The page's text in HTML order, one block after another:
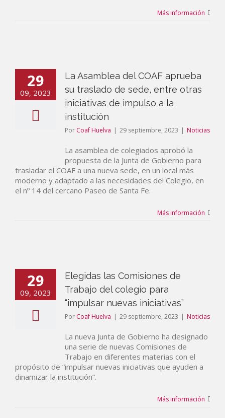
Más información
29
09, 2023
La Asamblea del COAF aprueba
su traslado de sede, entre otras
iniciativas de impulso a la
institución
Por Coaf Huelva | 29 septiembre, 2023 | Noticias
La asamblea de colegiados aprobó la
propuesta de la Junta de Gobierno para
trasladar el COAF a una nueva sede, en un local más
moderno y adaptado a las necesidades del Colegio, en
el nº 14 del cercano Paseo de Santa Fe.
Más información
29
09, 2023
Elegidas las Comisiones de
Trabajo del colegio para
“impulsar nuevas iniciativas”
Por Coaf Huelva | 29 septiembre, 2023 | Noticias
La nueva Junta de Gobierno ha designado
una serie de nuevas Comisiones de
Trabajo en diferentes materias con el
propósito de “impulsar nuevas iniciativas que ayuden a
dinamizar la institución”.
Más información